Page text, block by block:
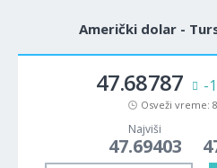
Američki dolar -
47.68787 -
Osveži vreme:
Najviši
47.69403